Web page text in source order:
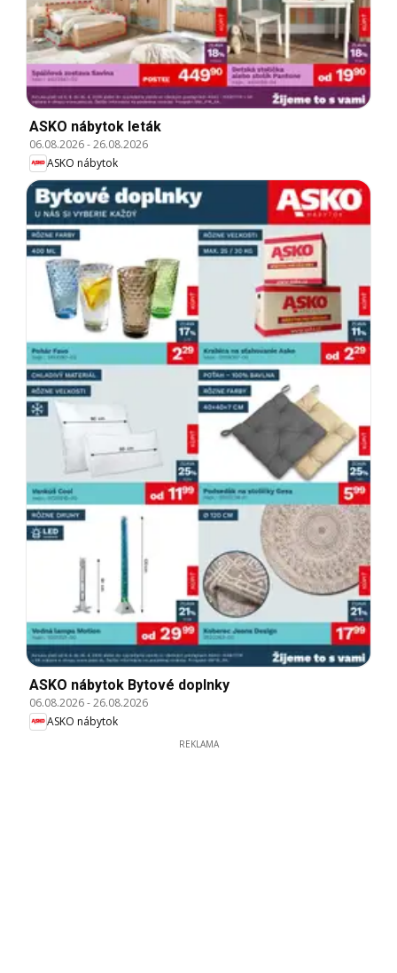
ASKO nábytok leták
06.08.2026-26.08.2026
ASKO nábytok
ASKO nábytok Bytové doplnky
06.08.2026-26.08.2026
ASKO nábytok
REKLAMA